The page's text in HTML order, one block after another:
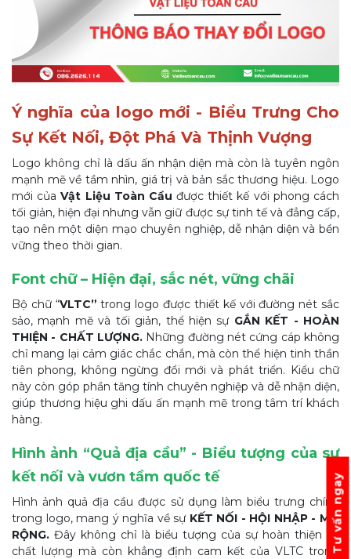
Ý nghĩa của logo mới - Biểu Trưng Cho
Sự Kết Nối, Đột Phá Và Thịnh Vượng
Logo không chỉ là dấu ấn nhận diện mà còn là tuyên ngôn
mạnh mẽ về tầm nhìn, giá trị và bản sắc thương hiệu. Logo
mới củaVật Liệu Toàn Cầu được thiết kế với phong cách
tối giản, hiện đại nhưng vẫn giữ được sự tinh tế và đẳng cấp,
tạo nên một diện mạo chuyên nghiệp, dễ nhận diện và bền
vững theo thời gian.
Font chữ – Hiện đại, sắc nét, vững chãi
Bộ chữ “VLTC” trong logo được thiết kế với đường nét sắc
sảo, mạnh mẽ và tối giản, thể hiện sự GẮN KẾT - HOÀN
THIỆN - CHẤT LƯỢNG. Những đường nét cứng cáp không
chỉ mang lại cảm giác chắc chắn, mà còn thể hiện tinh thần
tiên phong, không ngừng đổi mới và phát triển. Kiểu chữ
này còn góp phần tăng tính chuyên nghiệp và dễ nhận diện,
giúp thương hiệu ghi dấu ấn mạnh mẽ trong tâm trí khách
hàng.
Hình ảnh “Quả địa cầu” - Biểu tượng của sự
kết nối và vươn tầm quốc tế
Hình ảnh quả địa cầu được sử dụng làm biểu trưng chính
trong logo, mang ý nghĩa về sự KẾT NỐI - HỘI NHẬP - MỞ
RỘNG. Đây không chỉ là biểu tượng của sự hoàn thiện và
chất lượng mà còn khẳng định cam kết của VLTC trongTư vấn ngay